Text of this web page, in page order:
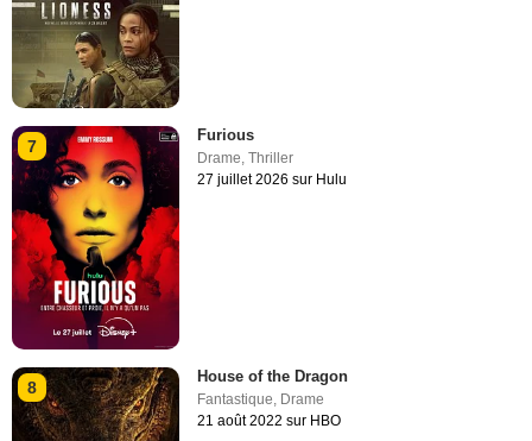
7
Furious
Drame,Thriller
27 juillet 2026 sur Hulu
8
House of the Dragon
Fantastique, Drame
21 août 2022 sur HBO